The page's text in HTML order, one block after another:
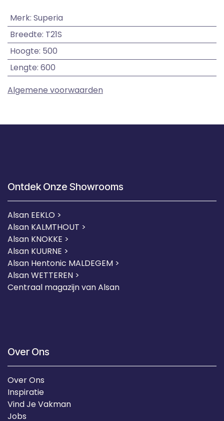
Merk: Superia
Breedte: T21S
Hoogte: 500
Lengte: 600
Algemene voorwaarden
Ontdek Onze Showrooms
Alsan EEKLO >
Alsan KALMTHOUT >
Alsan KNOKKE >
Alsan KUURNE >
Alsan Hentonic MALDEGEM >
Alsan WETTEREN >
Centraal magazijn van Alsan
Over Ons
Over Ons
Inspiratie
Vind Je Vakman
Jobs